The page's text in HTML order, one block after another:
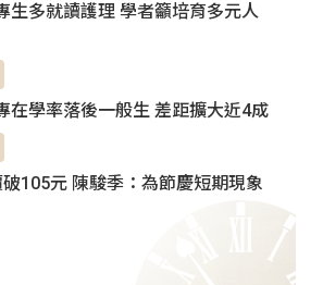
生多就讀護理 學者籲培育多元人
在學率落後一般生 差距擴大近4成
105元 陳駿季：為節慶短期現象